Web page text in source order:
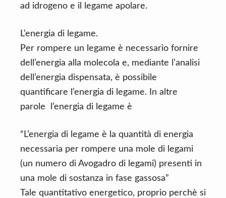
ad idrogeno e il legame apolare.
L’energia di legame.
Per rompere un legame è necessario fornire
dell’energia alla molecola e, mediante l’analisi
dell’energia dispensata, è possibile
quantificare l’energia di legame. In altre
parole l’energia di legame è
“L’energia di legame è la quantità di energia
necessaria per rompere una mole di legami
(un numero di Avogadro di legami) presenti in
una mole di sostanza in fase gassosa”
Tale quantitativo energetico, proprio perchè si